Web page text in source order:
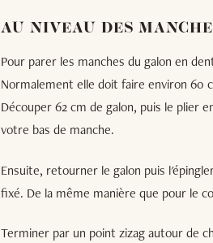
AU NIVEAU DES
Pour parer les manches du galon en
Normalement elle doit faire environ 60
Découper 62 cm de galon, puis le plier
votre bas de manche.
Ensuite, retourner le galon puis
fixé. De la même manière que pour le
Terminer par un point zizag autour de